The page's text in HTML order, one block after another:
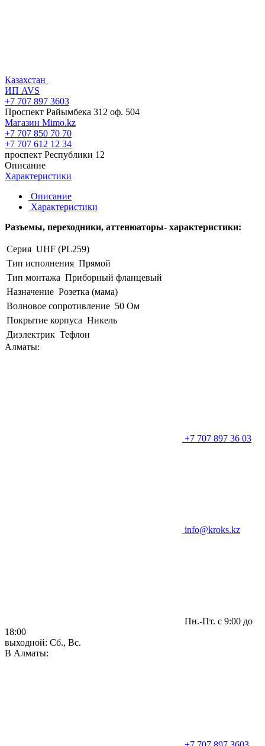
Казахстан
ИП AVS
+7 707 897 3603
Проспект Райымбека 312 оф. 504
Магазин Mimo.kz
+7 707 850 70 70
+7 707 612 12 34
проспект Республики 12
Описание
Характеристики
Описание
Характеристики
Разъемы, переходники, аттенюаторы- характеристики:
Серия UHF (PL259)
Тип исполнения Прямой
Тип монтажа Приборный фланцевый
Назначение Розетка (мама)
Волновое сопротивление 50 Ом
Покрытие корпуса Никель
Диэлектрик Тефлон
Алматы:
+7 707 897 36 03
info@kroks.kz
Пн.-Пт. с 9:00 до
18:00
выходной: Сб., Вс.
В Алматы: